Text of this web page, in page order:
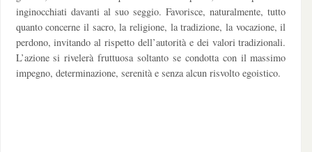
inginocchiati davanti al suo seggio. Favorisce, naturalmente, tutto
quanto concerne il sacro, la religione, la tradizione, la vocazione, il
perdono, invitando al rispetto dell’autorità e dei valori tradizionali.
L’azione si rivelerà fruttuosa soltanto se condotta con il massimo
impegno, determinazione, serenità e senza alcun risvolto egoistico.